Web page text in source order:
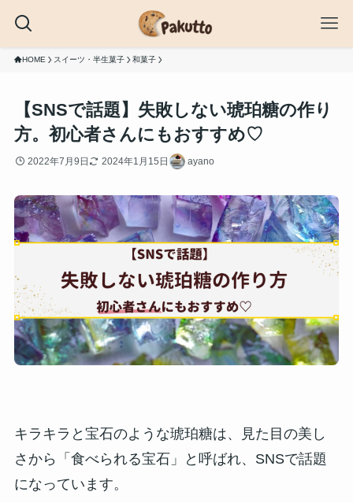
HOME スイーツ・半生菓子 和菓子
【SNSで話題】失敗しない琥珀糖の作り
方。初心者さんにもおすすめ♡
2022年7月9日 2024年1月15日 ayano
キラキラと宝石のような琥珀糖は、見た目の美し
さから「食べられる宝石」と呼ばれ、SNSで話題
になっています。